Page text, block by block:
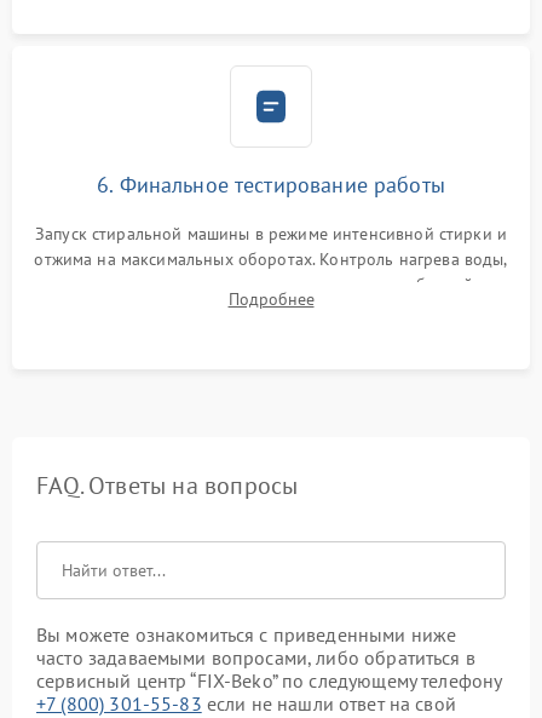
6. Финальное тестирование работы
Запуск стиральной машины в режиме интенсивной стирки и
отжима на максимальных оборотах. Контроль нагрева воды,
корректности слива, отсутствия излишних вибраций,
посторонних стуков и протечек под корпусом.
Подробнее
FAQ. Ответы на вопросы
Вы можете ознакомиться с приведенными ниже
часто задаваемыми вопросами, либо обратиться в
сервисный центр “FIX-Beko” по следующему телефону
+7 (800) 301-55-83 если не нашли ответ на свой